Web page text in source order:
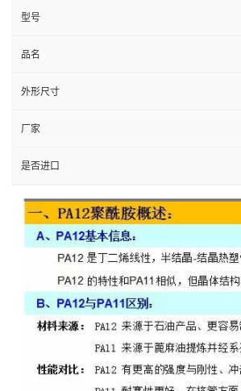
型号
品名
外形尺寸
厂家
是否进口